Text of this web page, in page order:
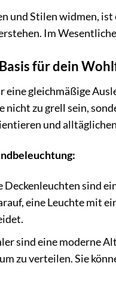
und Stilen widmen,
Im
für dein
gleichmäßige
zu grell sein,
und
Deckenleuchten sind
eine Leuchte mit
sind eine moderne
zu verteilen. Sie